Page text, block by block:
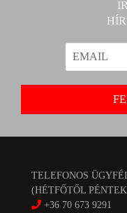
TELEFONOS
(HÉTFŐTŐL
+36 70 673 9291